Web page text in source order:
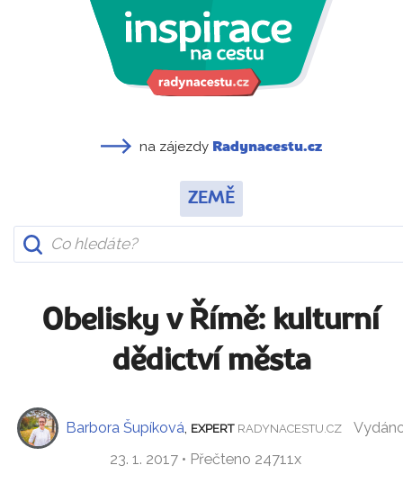
na zájezdy Radynacestu.cz
ZEMĚ
Obelisky v Římě: kulturní
dědictví města
Barbora Šupíková EXPERT RADYNACESTU.CZ
23. 1. 2017 • Přečteno 24711x